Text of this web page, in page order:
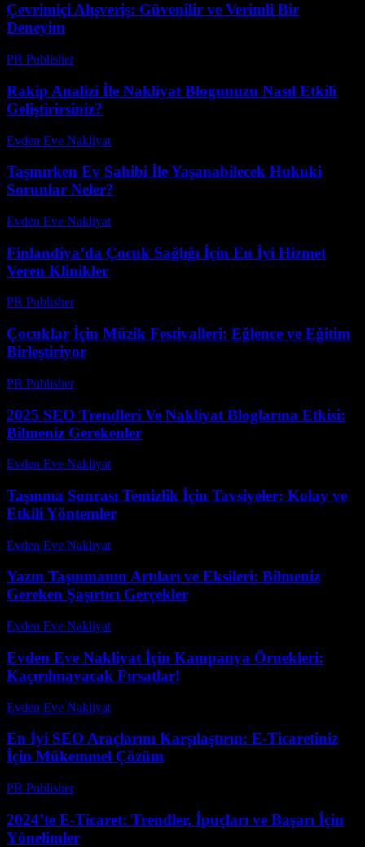
Çevrimiçi Alışveriş: Güvenilir ve Verimli Bir
Deneyim
PR Publisher-
Rakip Analizi İle Nakliyat Blogunuzu Nasıl Etkili
Geliştirirsiniz?
Evden Eve Nakliyat
Taşınırken Ev Sahibi İle Yaşanabilecek Hukuki
Sorunlar Neler?
Evden Eve Nakliyat
Finlandiya’da Çocuk Sağlığı İçin En İyi Hizmet
Veren Klinikler
PR Publisher-
Çocuklar İçin Müzik Festivalleri: Eğlence ve Eğitim
Birleştiriyor
PR Publisher-
2025 SEO Trendleri Ve Nakliyat Bloglarına Etkisi:
Bilmeniz Gerekenler
Evden Eve Nakliyat
Taşınma Sonrası Temizlik İçin Tavsiyeler: Kolay ve
Etkili Yöntemler
Evden Eve Nakliyat
Yazın Taşınmanın Artıları ve Eksileri: Bilmeniz
Gereken Şaşırtıcı Gerçekler
Evden Eve Nakliyat
Evden Eve Nakliyat İçin Kampanya Örnekleri:
Kaçırılmayacak Fırsatlar!
Evden Eve Nakliyat
En İyi SEO Araçlarını Karşılaştırın: E-Ticaretiniz
İçin Mükemmel Çözüm
PR Publisher-
2024’te E-Ticaret: Trendler, İpuçları ve Başarı İçin
Yönelimler